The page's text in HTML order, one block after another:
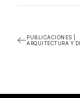
PUBLICACIONES |
ARQUITECTURA Y